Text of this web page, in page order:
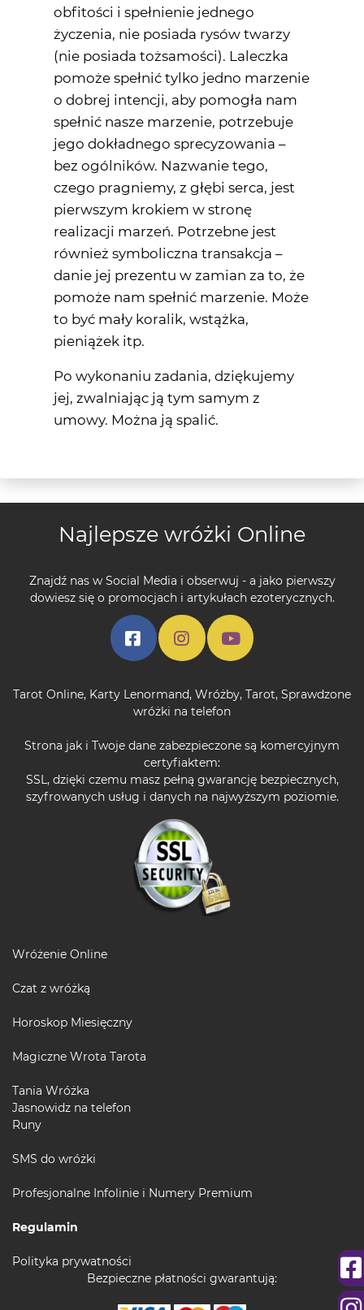
obfitości i spełnienie jednego
życzenia, nie posiada rysów twarzy
(nie posiada tożsamości). Laleczka
pomoże spełnić tylko jedno marzenie
o dobrej intencji, aby pomogła nam
spełnić nasze marzenie, potrzebuje
jego dokładnego sprecyzowania –
bez ogólników. Nazwanie tego,
czego pragniemy, z głębi serca, jest
pierwszym krokiem w stronę
realizacji marzeń. Potrzebne jest
również symboliczna transakcja –
danie jej prezentu w zamian za to, że
pomoże nam spełnić marzenie. Może
to być mały koralik, wstążka,
pieniążek itp.
Po wykonaniu zadania, dziękujemy
jej, zwalniając ją tym samym z
umowy. Można ją spalić.
Najlepsze wróżki Online
Znajdź nas w Social Media i obserwuj - a jako pierwszy
dowiesz się o promocjach i artykułach ezoterycznych.
Tarot Online, Karty Lenormand, Wróżby, Tarot, Sprawdzone
wróżki na telefon
Strona jak i Twoje dane zabezpieczone są komercyjnym
certyfiaktem:
SSL, dzięki czemu masz pełną gwarancję bezpiecznych,
szyfrowanych usług i danych na najwyższym poziomie.
Wróżenie Online
Czat z wróżką
Horoskop Miesięczny
Magiczne Wrota Tarota
Tania Wróżka
Jasnowidz na telefon
Runy
SMS do wróżki
Profesjonalne Infolinie i Numery Premium
Regulamin
Polityka prywatności
Bezpieczne płatności gwarantują: